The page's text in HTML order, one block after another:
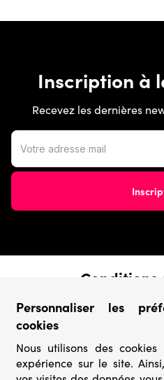
Inscription à
Recevez les dernières
Conditions
›
› Conditions
› Confidentialité &
›
Personnaliser les
cookies
Nous utilisons des
expérience sur le site.